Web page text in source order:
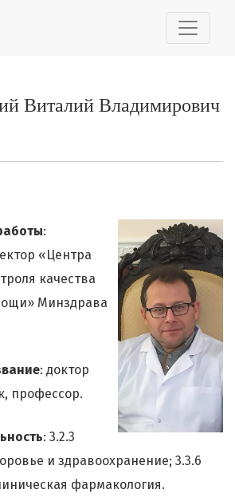
Виталий Владимирович
:
«Центра
качества
Минздрава
: доктор
профессор.
: 3.2.3
и здравоохранение; 3.3.6
фармакология.